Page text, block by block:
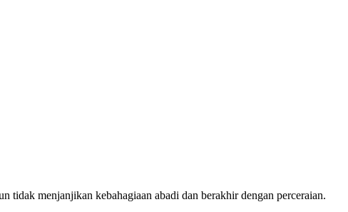
tidak menjanjikan kebahagiaan abadi dan berakhir dengan perceraian.